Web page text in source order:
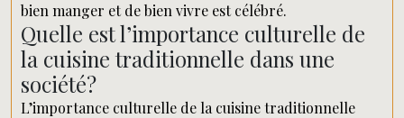
bien manger et de bien vivre est célébré.
Quelle est l’importance culturelle de
la cuisine traditionnelle dans une
société?
L’importance culturelle de la cuisine traditionnelle